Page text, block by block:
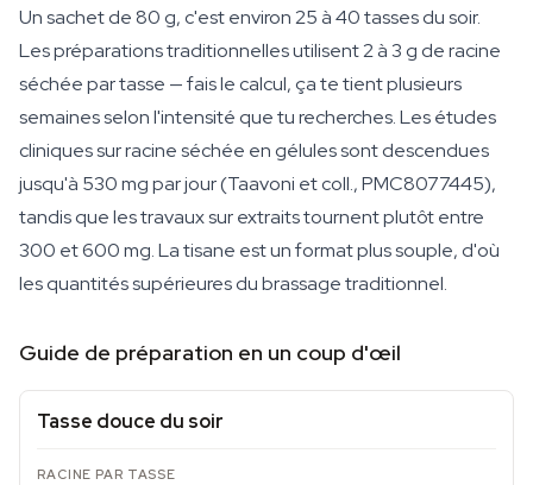
Un sachet de 80 g, c'est environ 25 à 40 tasses du soir.
Les préparations traditionnelles utilisent 2 à 3 g de racine
séchée par tasse — fais le calcul, ça te tient plusieurs
semaines selon l'intensité que tu recherches. Les études
cliniques sur racine séchée en gélules sont descendues
jusqu'à 530 mg par jour (Taavoni et coll., PMC8077445),
tandis que les travaux sur extraits tournent plutôt entre
300 et 600 mg. La tisane est un format plus souple, d'où
les quantités supérieures du brassage traditionnel.
Guide de préparation en un coup d'œil
Tasse douce du soir